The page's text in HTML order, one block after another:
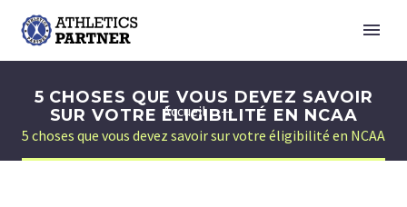
5 CHOSES QUE VOUS DEVEZ SAVOIR
SUR VOTRE ÉLIGIBILITÉ EN NCAA
Accueil
5 choses que vous devez savoir sur votre éligibilité en NCAA